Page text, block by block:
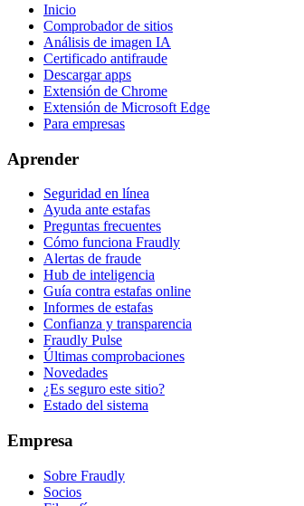
Inicio
Comprobador de sitios
Análisis de imagen IA
Certificado antifraude
Descargar apps
Extensión de Chrome
Extensión de Microsoft Edge
Para empresas
Aprender
Seguridad en línea
Ayuda ante estafas
Preguntas frecuentes
Cómo funciona Fraudly
Alertas de fraude
Hub de inteligencia
Guía contra estafas online
Informes de estafas
Confianza y transparencia
Fraudly Pulse
Últimas comprobaciones
Novedades
¿Es seguro este sitio?
Estado del sistema
Empresa
Sobre Fraudly
Socios